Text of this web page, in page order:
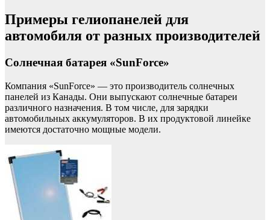
Примеры гелиопанелей для
автомобиля от разных производителей
Солнечная батарея «SunForce»
Компания «SunForce» — это производитель солнечных
панелей из Канады. Они выпускают солнечные батареи
различного назначения. В том числе, для зарядки
автомобильных аккумуляторов. В их продуктовой линейке
имеются достаточно мощные модели.